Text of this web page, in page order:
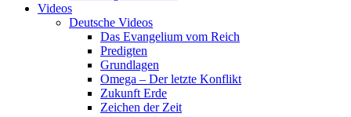
Videos
Deutsche Videos
Das Evangelium vom Reich
Predigten
Grundlagen
Omega – Der letzte Konflikt
Zukunft Erde
Zeichen der Zeit